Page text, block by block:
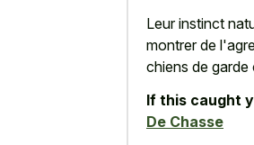
Leur instinct
montrer de
chiens de garde
If this caught
De Chasse